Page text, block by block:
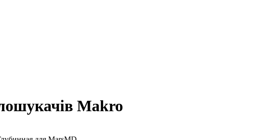
Makro